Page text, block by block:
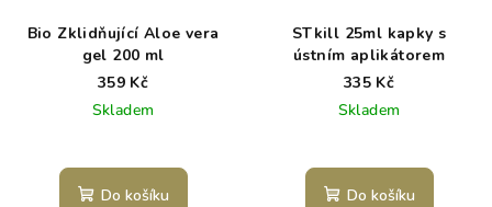
Bio Zklidňující Aloe vera
gel 200 ml
359 Kč
Skladem
hodnocení
produktu
Do košíku
STkill 25ml kapky s
ústním aplikátorem
335 Kč
Skladem
hodnocení
produktu
Do košíku